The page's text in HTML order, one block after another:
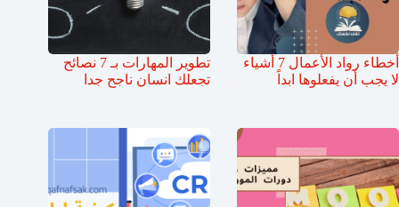
أخطاء رواد الأعمال 7 أشياء
لا يجب أن يفعلوها ابداً
تطوير المهارات بـ 7 نصائح
تجعلك انسان ناجح جدا